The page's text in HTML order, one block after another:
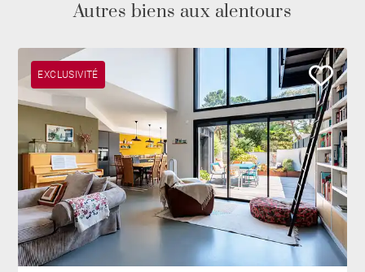
Autres biens aux alentours
EXCLUSIVITÉ